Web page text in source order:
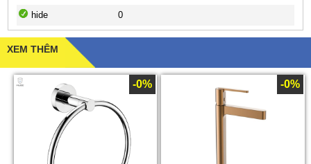
hide
0
XEM THÊM
-0% -0%